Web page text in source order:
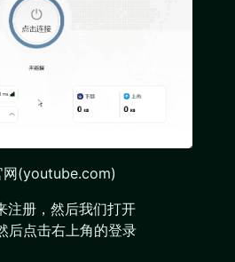
网(youtube.com)
注册，然后我们打开
后点击右上角的登录